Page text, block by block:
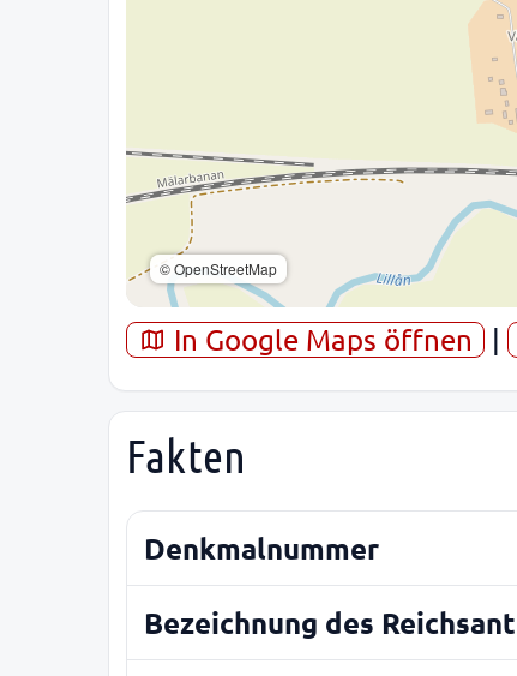
© OpenStreetMap
In Google Maps öffnen |
Fakten
Denkmalnummer
Bezeichnung des